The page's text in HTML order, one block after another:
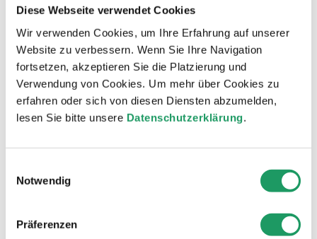
Diese Webseite verwendet Cookies
Wir verwenden Cookies, um Ihre Erfahrung auf unserer
Website zu verbessern. Wenn Sie Ihre Navigation
fortsetzen, akzeptieren Sie die Platzierung und
Verwendung von Cookies. Um mehr über Cookies zu
erfahren oder sich von diesen Diensten abzumelden,
lesen Sie bitte unsere Datenschutzerklärung.
Notwendig
Präferenzen
durch Sie ermöglichen. Die durch den
Cookie erzeugten Informationen über
Ihre Benutzung dieser Website
werden in der Regel an einen Server
von Google in den USA übertragen
und dort gespeichert. Im Falle der
Adresse von Google jedoch innerhalb
Vertragsstaaten des Abkommens